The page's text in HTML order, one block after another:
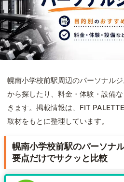
幌南小学校前駅周辺のパーソナル
から探したり、料金・体験・設備
きます。掲載情報は、FIT
取材をもとに整理しています。
幌南小学校前駅のパーソナ
要点だけでサクッと比較